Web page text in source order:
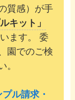
質感）が手
キット」
ます。 委
園でのご検
。
ル請求・